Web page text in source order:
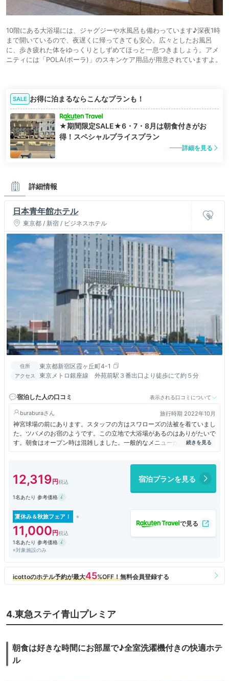
10階にある大浴場には、ジャグジーや水風呂も備わっています♪深夜1時
まで開いているので、夜遅くに帰ってきても安心。広々としたお風呂
に、歩き疲れた体をゆっくりとしずめてほっと一息つきましょう。アメ
ニティには「POLA(ポーラ)」のスキンケア用品が用意されていますよ。
SALE お得に泊まるならこんなプランも！
★期間限定SALE★6・7・8月は朝食付きがお
得！スペシャルプライスプラン
詳細を見る
詳細情報
日本青年館ホテル
東京都 / 新宿 / ビジネスホテル
住所 東京都新宿区霞ヶ丘町4-1
アクセス 東京メトロ銀座線 外苑前駅３番出口より徒歩にて約５分
宿泊した人の口コミ 表示される口コミについて
burabura 旅行時期 2022年10月
神宮球場の前にあります。スタッフの方はスワローズの法被を着ていまし
た。ツバメのお宿のようです。この立地で大浴場があるのはありがたいで
す。朝食はオープン時は混雑しました。一般的なメニューが多いですが美
味しくいただきました。
12,319 宿泊プランを見る
1名あたり 参考価格
夏休み＆秋旅フェア！
11,000
1名あたり 参考価格
※対象施設のみ
4.東急ステイ青山プレミア
朝食は好きな時間にお部屋で♪全室洗濯機付きの快適ホテ
ル